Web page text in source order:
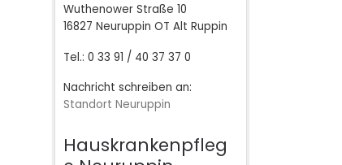
Wuthenower Straße 10
16827 Neuruppin OT Alt Ruppin
Tel.: 0 33 91 / 40 37 37 0
Nachricht schreiben an:
Standort Neuruppin
Hauskrankenpfleg